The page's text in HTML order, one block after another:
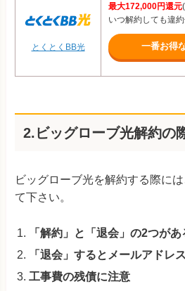
とくとくBB光
最大172,000円還元
いつ解約しても違
一番お得
2.ビッグローブ光解約の
ビッグローブ光を解約する際に
て下さい。
「解約」と「退会」の2つがあ
「退会」するとメールアドレ
工事費の残債に注意